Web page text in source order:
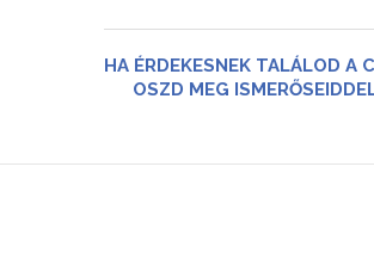
HA ÉRDEKESNEK TALÁLOD A
OSZD MEG